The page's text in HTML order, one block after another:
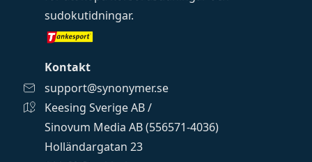
sudokutidningar.
Kontakt
support@synonymer.se
Keesing Sverige AB /
Sinovum Media AB (556571-4036)
Holländargatan 23